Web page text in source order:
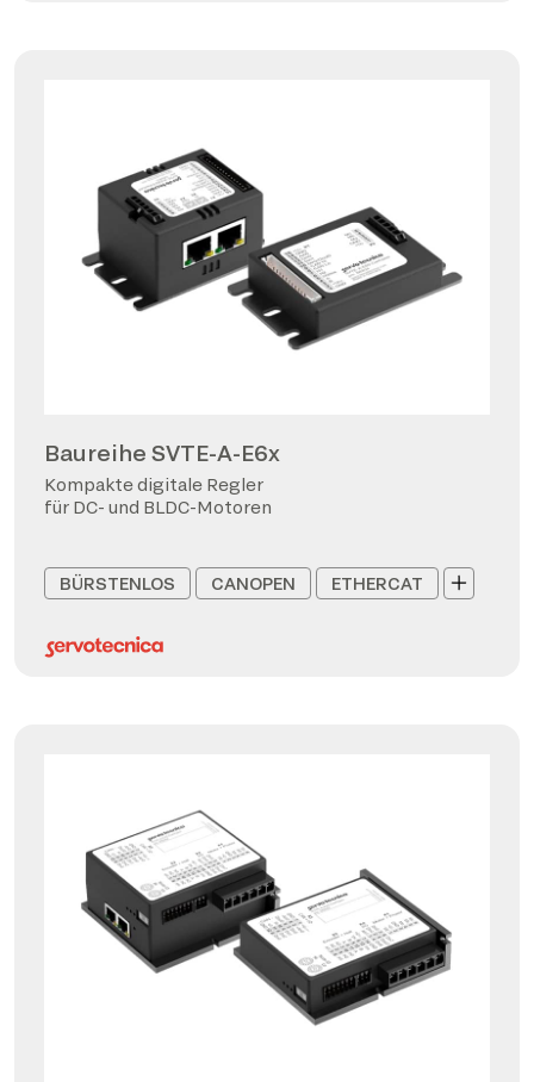
Baureihe SVTE-A-E6x
Kompakte digitale Regler
für DC- und BLDC-Motoren
BÜRSTENLOS CANOPEN ETHERCAT